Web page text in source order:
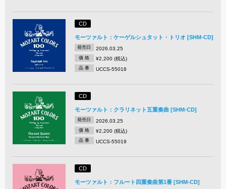
CD
モーツァルト：ケーゲルシュタット・トリオ [SHM-CD]
発売日 2026.03.25
価 格 ¥2,200 (税込)
品 番 UCCS-55018
CD
モーツァルト：クラリネット五重奏曲 [SHM-CD]
発売日 2026.03.25
価 格 ¥2,200 (税込)
品 番 UCCS-55019
CD
モーツァルト：フルート四重奏曲第1番 [SHM-CD]